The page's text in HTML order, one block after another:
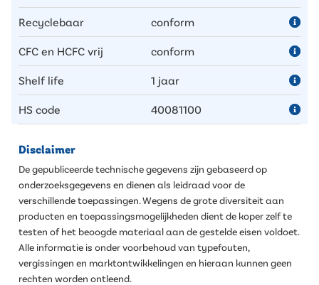
Recyclebaar conform
CFC en HCFC vrij conform
Shelf life 1 jaar
HS code 40081100
Disclaimer
De gepubliceerde technische gegevens zijn gebaseerd op
onderzoeksgegevens en dienen als leidraad voor de
verschillende toepassingen. Wegens de grote diversiteit aan
producten en toepassingsmogelijkheden dient de koper zelf te
testen of het beoogde materiaal aan de gestelde eisen voldoet.
Alle informatie is onder voorbehoud van typefouten,
vergissingen en marktontwikkelingen en hieraan kunnen geen
rechten worden ontleend.